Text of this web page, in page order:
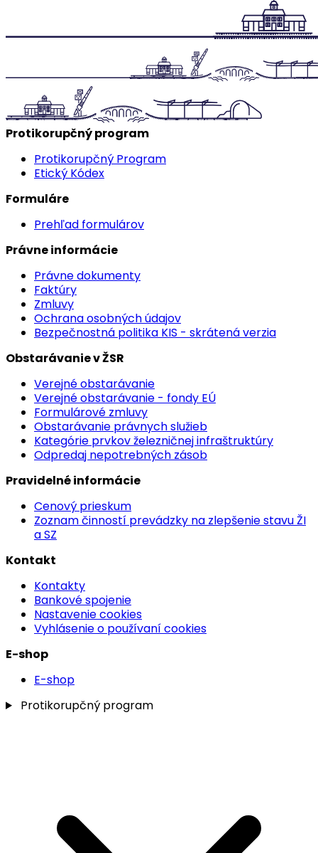
Protikorupčný program
Protikorupčný Program
Etický Kódex
Formuláre
Prehľad formulárov
Právne informácie
Právne dokumenty
Faktúry
Zmluvy
Ochrana osobných údajov
Bezpečnostná politika KIS - skrátená verzia
Obstarávanie v ŽSR
Verejné obstarávanie
Verejné obstarávanie - fondy EÚ
Formulárové zmluvy
Obstarávanie právnych služieb
Kategórie prvkov železničnej infraštruktúry
Odpredaj nepotrebných zásob
Pravidelné informácie
Cenový prieskum
Zoznam činností prevádzky na zlepšenie stavu ŽI
a SZ
Kontakt
Kontakty
Bankové spojenie
Nastavenie cookies
Vyhlásenie o používaní cookies
E-shop
E-shop
Protikorupčný program